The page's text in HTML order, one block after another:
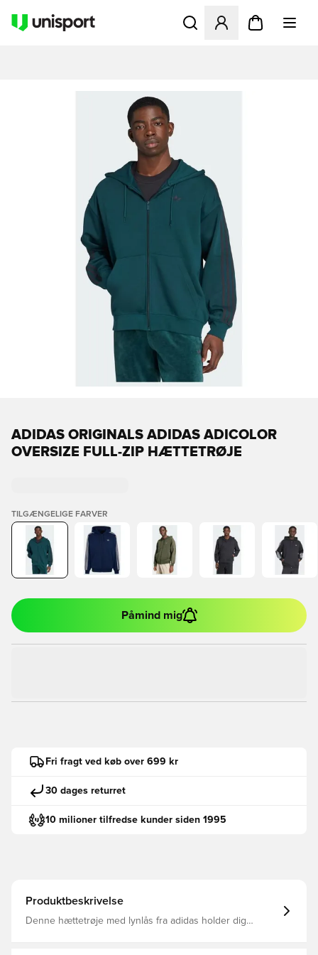
Åbner en Modal til at
ADIDAS ORIGINALS ADIDAS ADICOLOR
OVERSIZE FULL-ZIP HÆTTETRØJE
TILGÆNGELIGE FARVER
Påmind mig
Fri fragt ved køb over 699 kr
30 dages returret
10 milioner tilfredse kunder siden 1995
Produktbeskrivelse
Denne hættetrøje med lynlås fra adidas holder dig